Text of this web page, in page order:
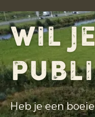
Wil
Heb je een